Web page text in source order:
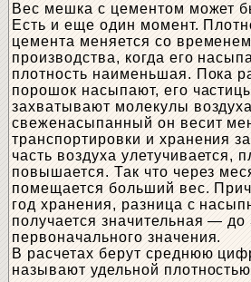
Вес мешка с цементом может
Есть и еще один момент.
цемента меняется со
производства, когда его
плотность наименьшая. Пока
порошок насыпают, его
захватывают молекулы
свеженасыпанный он весит
транспортировки и хранения
часть воздуха улетучивается,
повышается. Так что через
помещается больший вес.
год хранения, разница с
получается значительная — до
первоначального значения.
В расчетах берут среднюю
называют удельной